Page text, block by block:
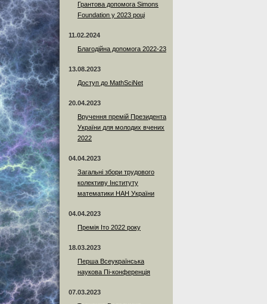
Грантова допомога Simons
Foundation у 2023 році
11.02.2024
Благодійна допомога 2022-23
13.08.2023
Доступ до MathSciNet
20.04.2023
Вручення премій Президента
України для молодих вчених
2022
04.04.2023
Загальні збори трудового
колективу Інституту
математики НАН України
04.04.2023
Премія Іто 2022 року
18.03.2023
Перша Всеукраїнська
наукова Пі-конференція
07.03.2023